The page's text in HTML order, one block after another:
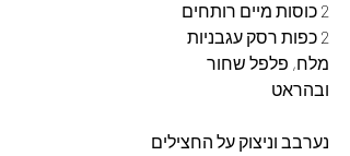
2 כוסות מיים רותחים
2 כפות רסק עגבניות
מלח, פלפל שחור
ובהראט
נערבב וניצוק על החצילים